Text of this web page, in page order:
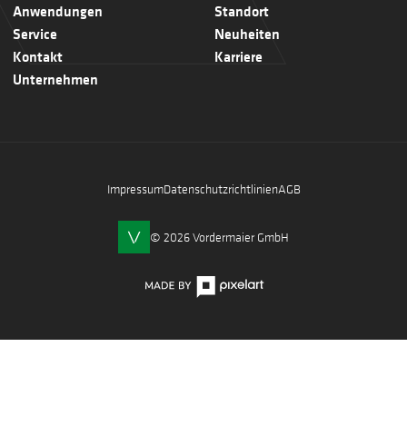
Anwendungen
Service
Kontakt
Unternehmen
Standort
Neuheiten
Karriere
ImpressumDatenschutzrichtlinienAGB
© 2026 Vordermaier GmbH